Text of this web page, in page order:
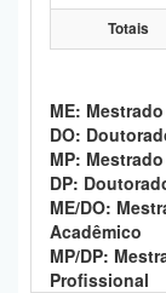
Totais
ME:
DO:
MP:
DP:
ME/DO:
Acadêmico
MP/DP:
Profissional